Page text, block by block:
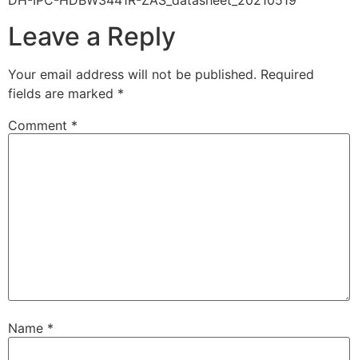
Leave a Reply
Your email address will not be published. Required
fields are marked *
Comment *
Name *